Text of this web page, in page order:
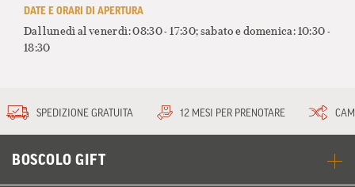
DATE E ORARI DI APERTURA
Dal lunedì al venerdì: 08:30 - 17:30; sabato e domenica: 10:30 -
18:30
SPEDIZIONE GRATUITA 12 MESI PER PRENOTARE
BOSCOLO GIFT